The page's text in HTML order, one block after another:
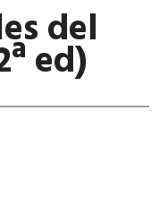
del
ed)